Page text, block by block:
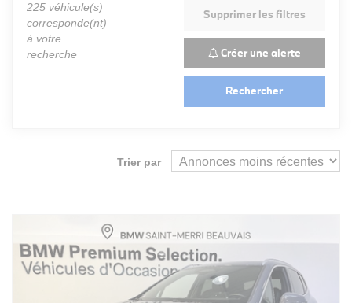
225 véhicule(s)
corresponde(nt)
à votre
recherche
Supprimer les filtres
Créer une alerte
Rechercher
Trier par